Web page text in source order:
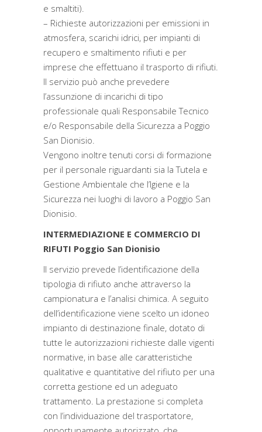
e smaltiti).
– Richieste autorizzazioni per emissioni in
atmosfera, scarichi idrici, per impianti di
recupero e smaltimento rifiuti e per
imprese che effettuano il trasporto di rifiuti.
Il servizio può anche prevedere
l’assunzione di incarichi di tipo
professionale quali Responsabile Tecnico
e/o Responsabile della Sicurezza a Poggio
San Dionisio.
Vengono inoltre tenuti corsi di formazione
per il personale riguardanti sia la Tutela e
Gestione Ambientale che l’Igiene e la
Sicurezza nei luoghi di lavoro a Poggio San
Dionisio.
INTERMEDIAZIONE E COMMERCIO DI
RIFUTI Poggio San Dionisio
Il servizio prevede l’identificazione della
tipologia di rifiuto anche attraverso la
campionatura e l’analisi chimica. A seguito
dell’identificazione viene scelto un idoneo
impianto di destinazione finale, dotato di
tutte le autorizzazioni richieste dalle vigenti
normative, in base alle caratteristiche
qualitative e quantitative del rifiuto per una
corretta gestione ed un adeguato
trattamento. La prestazione si completa
con l’individuazione del trasportatore,